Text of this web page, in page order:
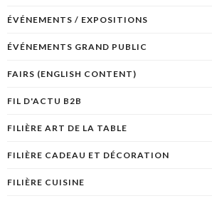
ÉVÉNEMENTS / EXPOSITIONS
ÉVÉNEMENTS GRAND PUBLIC
FAIRS (ENGLISH CONTENT)
FIL D'ACTU B2B
FILIÈRE ART DE LA TABLE
FILIÈRE CADEAU ET DÉCORATION
FILIÈRE CUISINE